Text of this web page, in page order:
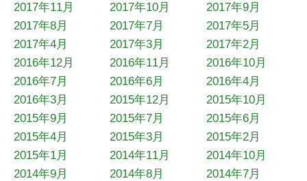
2017年11月
2017年10月
2017年9月
2017年8月
2017年7月
2017年5月
2017年4月
2017年3月
2017年2月
2016年12月
2016年11月
2016年10月
2016年7月
2016年6月
2016年4月
2016年3月
2015年12月
2015年10月
2015年9月
2015年7月
2015年6月
2015年4月
2015年3月
2015年2月
2015年1月
2014年11月
2014年10月
2014年9月
2014年8月
2014年7月